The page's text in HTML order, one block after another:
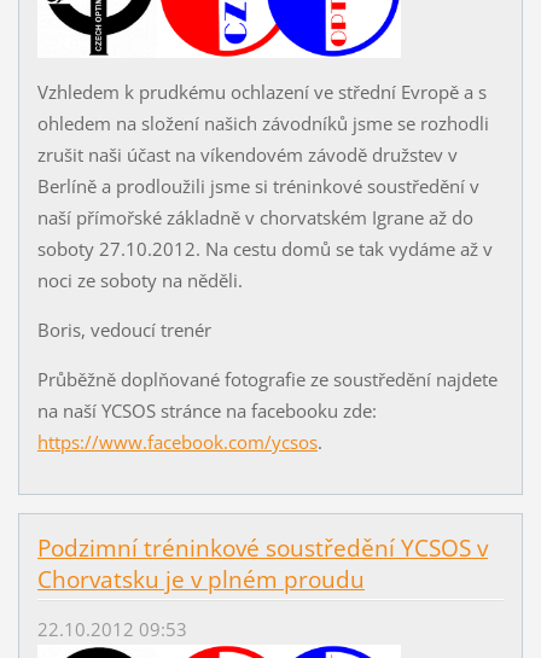
Vzhledem k prudkému ochlazení ve střední Evropě a s
ohledem na složení našich závodníků jsme se rozhodli
zrušit naši účast na víkendovém závodě družstev v
Berlíně a prodloužili jsme si tréninkové soustředění v
naší přímořské základně v chorvatském Igrane až do
soboty 27.10.2012. Na cestu domů se tak vydáme až v
noci ze soboty na něděli.
Boris, vedoucí trenér
Průběžně doplňované fotografie ze soustředění najdete
na naší YCSOS stránce na facebooku zde:
https://www.facebook.com/ycsos.
Podzimní tréninkové soustředění YCSOS v
Chorvatsku je v plném proudu
22.10.2012 09:53